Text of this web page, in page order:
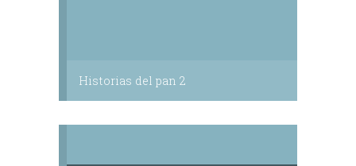
Historias del pan 2